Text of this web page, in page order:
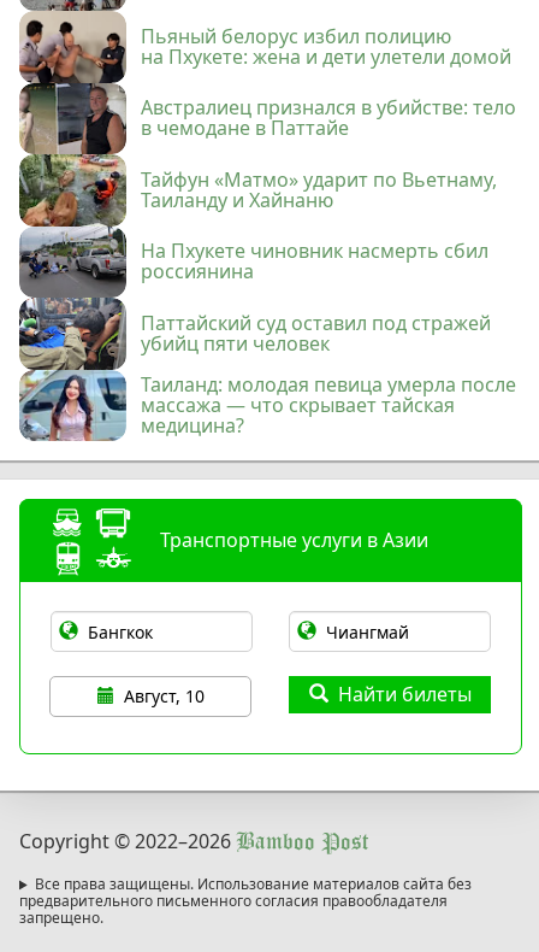
Пьяный белорус избил полицию
на Пхукете: жена и дети улетели домой
Австралиец признался в убийстве: тело
в чемодане в Паттайе
Тайфун «Матмо» ударит по Вьетнаму,
Таиланду и Хайнаню
На Пхукете чиновник насмерть сбил
россиянина
Паттайский суд оставил под стражей
убийц пяти человек
Таиланд: молодая певица умерла после
массажа — что скрывает тайская
медицина?
Транспортные услуги в Азии
Август, 10 Найти билеты
Copyright © 2022–2026 Bamboo Post
Все права защищены. Использование материалов сайта без
предварительного письменного согласия правообладателя
запрещено.